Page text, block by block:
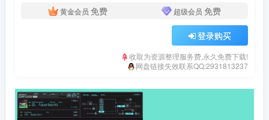
黄金会员 免费 超级会员 免费
登录购买
收取为资源整理服务费,永久免费下载!
网盘链接失效联系QQ:2931813237